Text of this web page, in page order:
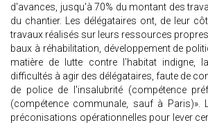
d'avances, jusqu'à 70% du montant des
du chantier. Les délégataires ont, de leur
travaux réalisés sur leurs ressources
baux à réhabilitation, développement de
matière de lutte contre l'habitat indigne,
difficultés à agir des délégataires, faute de
de police de l'insalubrité (compétence
(compétence communale, sauf à Paris)».
préconisations opérationnelles pour lever